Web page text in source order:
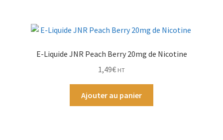
E-Liquide JNR Peach Berry 20mg de Nicotine
1,49€ HT
Ajouter au panier